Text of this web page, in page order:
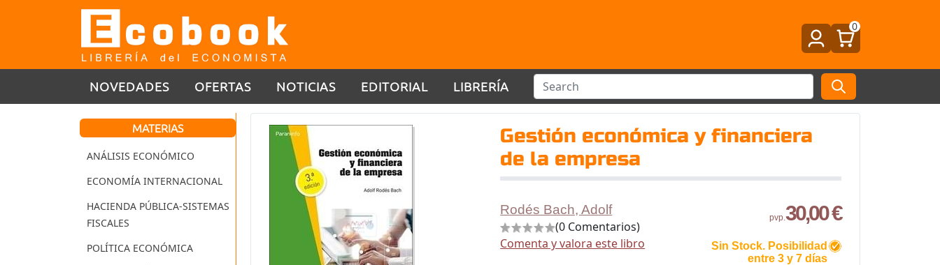
0
NOVEDADES OFERTAS NOTICIAS EDITORIAL LIBRERÍA
MATERIAS
ANÁLISIS ECONÓMICO
ECONOMÍA INTERNACIONAL
HACIENDA PÚBLICA-SISTEMAS
FISCALES
POLÍTICA ECONÓMICA
Gestión económica y financiera
de la empresa
Rodés Bach, Adolf
(0 Comentarios)
Comenta y valora este libro
pvp. 30,00 €
Sin Stock. Posibilidad
entre 3 y 7 días